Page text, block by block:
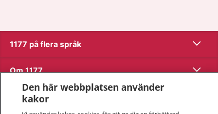
1177 på flera språk Visa
Om 1177 Visa
Kontakt
Den här webbplatsen använder
kakor